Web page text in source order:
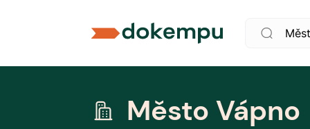
Město Vápno